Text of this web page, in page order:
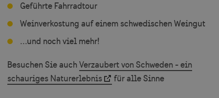
Geführte Fahrradtour
Weinverkostung auf einem schwedischen Weingut
...und noch viel mehr!
Besuchen Sie auch Verzaubert von Schweden - ein
schauriges Naturerlebnis
für alle Sinne
csrftoken .visitsweden.com